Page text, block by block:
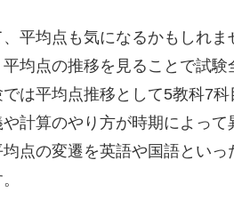
平均点も気になるかもしれ
均点の推移を見ることで試
は平均点推移として5教科7
計算のやり方が時期によって
点の変遷を英語や国語とい